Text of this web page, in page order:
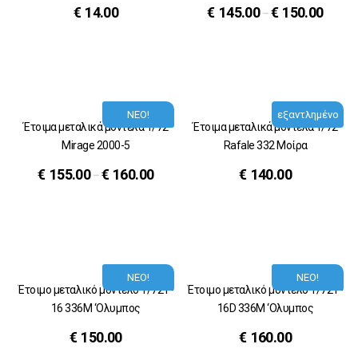
€ 14.00 € 145.00–€ 150.00
ΝΕΟ!
Έτοιμα μεταλικά μοντέλα 1/72
Mirage 2000-5
€ 155.00–€ 160.00
εξαντλημένο
Έτοιμα μεταλικά μοντέλα 1/72
Rafale 332 Μοίρα
€ 140.00
ΝΕΟ!
Έτοιμο μεταλικό μοντέλο 1/72 F-
16 336M ‘Ολυμπος
€ 150.00
ΝΕΟ!
Έτοιμο μεταλικό μοντέλο 1/72 F-
16D 336M ‘Ολυμπος
€ 160.00